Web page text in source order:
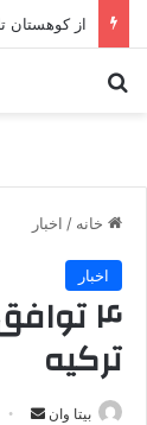
از کوهستان
خانه / اخبار
اخبار
۴
ترکیه
بیتا وان